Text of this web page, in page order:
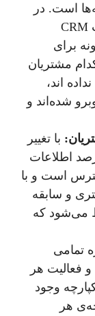
است. در
حال حاضر به راحتی از گزارشات CRM
برای
مشتریان
اند،
شده‌اند و
با تغییر
فروش حدود 80 درصد اطلاعات
است و با
و سابقه
می‌شود که
تمامی
فعالیت هر
وجود
هر